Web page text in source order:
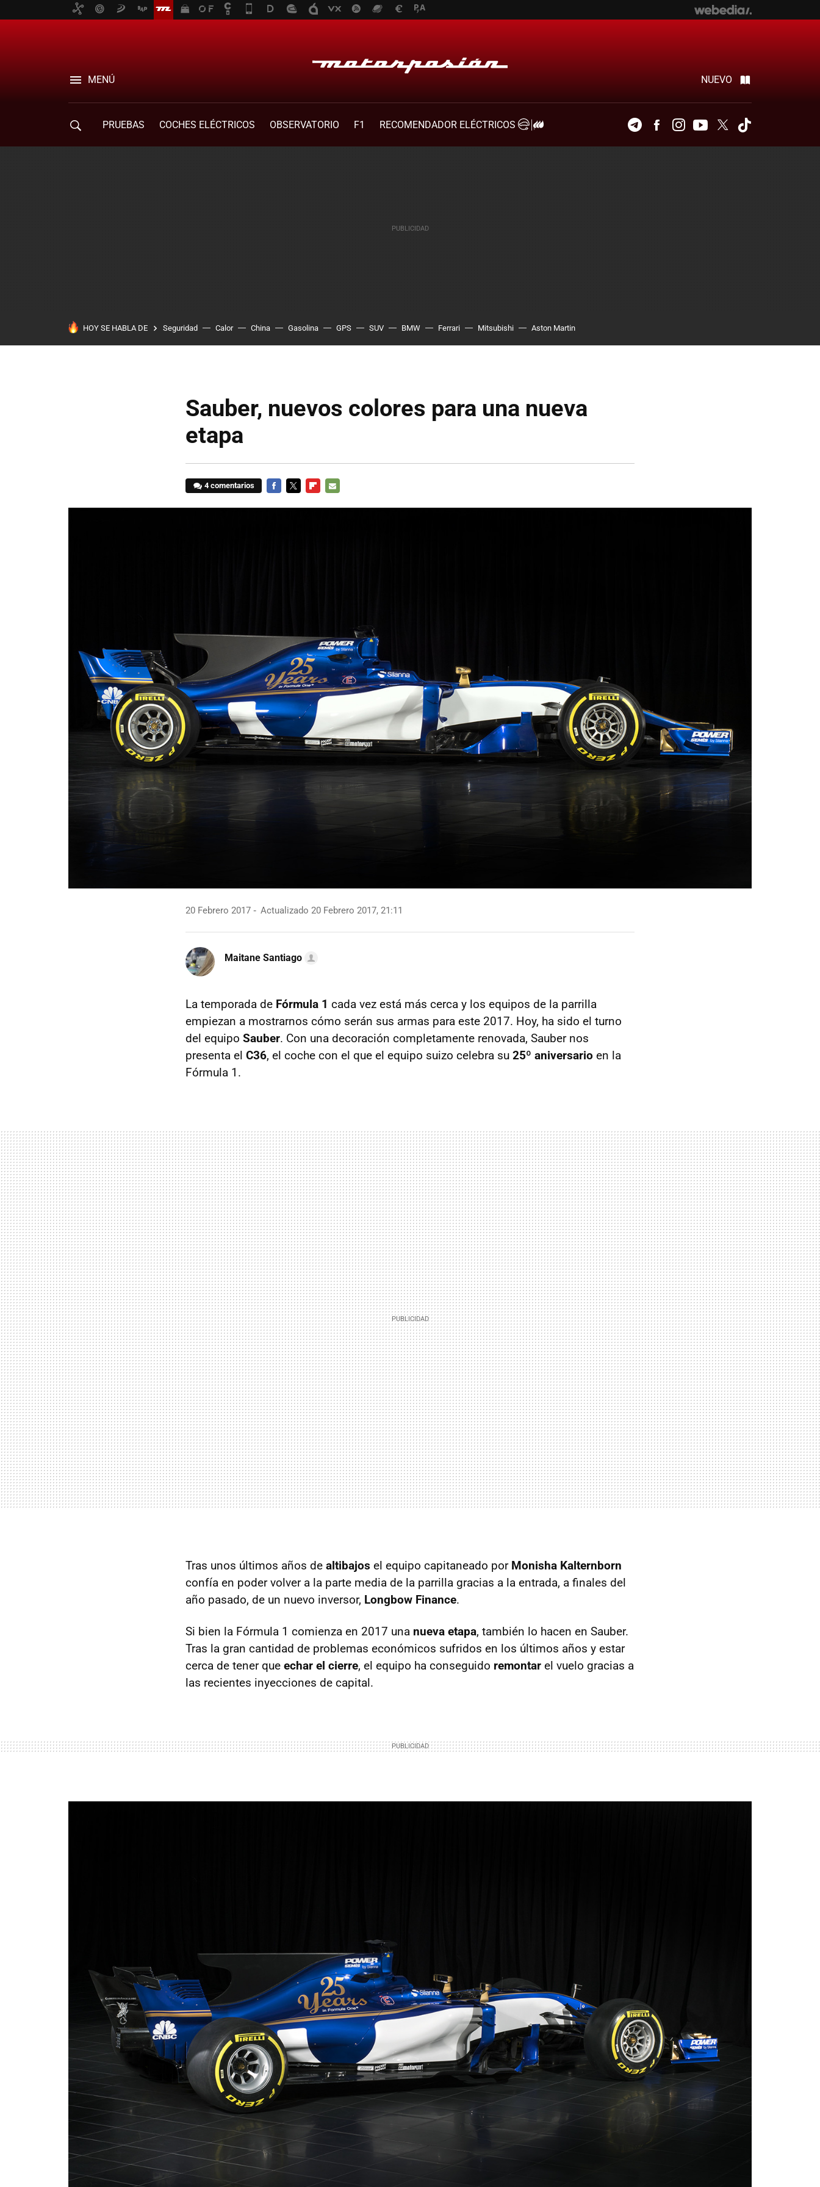
MENÚ NUEVO
PRUEBAS COCHES ELÉCTRICOS OBSERVATORIO F1
RECOMENDADOR ELÉCTRICOS
TelegramFacebookInstagramYoutubeTwitter
HOY SE HABLA DE Seguridad Calor China Gasolina GPS SUV BMW Ferrari Mitsubishi Aston Martin
Sauber, nuevos colores para una nueva
etapa
4 comentarios
20 Febrero 2017 Actualizado 20 Febrero 2017, 21:11
Maitane Santiago
La temporada de Fórmula 1 cada vez está más cerca y los equipos de la parrilla
empiezan a mostrarnos cómo serán sus armas para este 2017. Hoy, ha sido el turno
del equipo Sauber. Con una decoración completamente renovada, Sauber nos
presenta el C36, el coche con el que el equipo suizo celebra su 25º aniversario en la
Fórmula 1.
Tras unos últimos años de altibajos el equipo capitaneado por Monisha Kalternborn
confía en poder volver a la parte media de la parrilla gracias a la entrada, a finales del
año pasado, de un nuevo inversor, Longbow Finance.
Si bien la Fórmula 1 comienza en 2017 una nueva etapa, también lo hacen en Sauber.
Tras la gran cantidad de problemas económicos sufridos en los últimos años y estar
cerca de tener que echar el cierre, el equipo ha conseguido remontar el vuelo gracias a
las recientes inyecciones de capital.